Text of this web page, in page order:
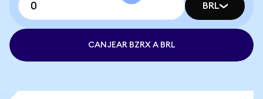
BRL
CANJEAR BZRX A BRL